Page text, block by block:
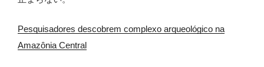
Pesquisadores descobrem complexo arqueológico na
Amazônia Central